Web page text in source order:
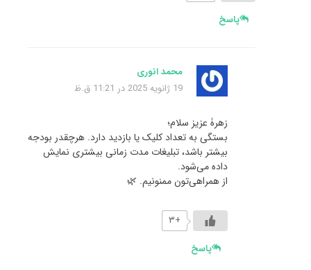
پاسخ
محمد انوری
19 ژانویه 2025 در 11:21 ق.ظ
زهرۀ عزیز سلام؛
بستگی به تعداد کلیک یا بازدید دارد. هرچقدر بودجه
بیشتر باشد، تبلیغات مدت زمانی بیشتری نمایش
داده می‌شود.
از همراهی‌تون ممنونیم. 🌿
+۳
پاسخ